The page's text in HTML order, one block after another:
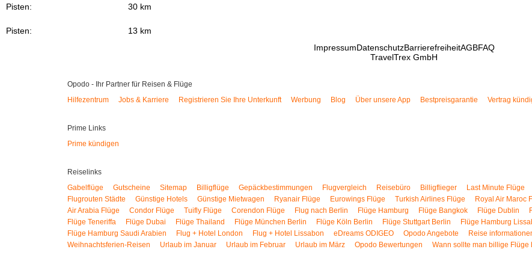
Pisten: 30 km
Pisten: 13 km
ImpressumDatenschutzBarrierefreiheitAGBFAQ
TravelTrex GmbH